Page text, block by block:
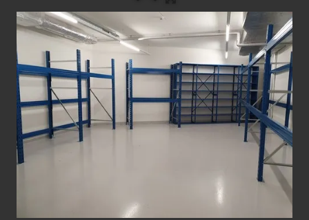
Société
Contact